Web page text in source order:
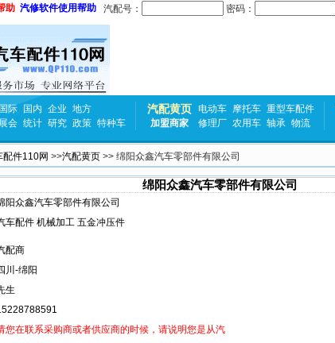
助 汽修软件使用帮助 汽配号： 密码：
际 国内 企业 地方
展会 统计 研究 政策 特种车
汽配黄页 电动车 摩托车 重型车配件
加盟商家
修理厂 农用车 轴承 物流
配件110网 >>汽配黄页 >> 绵阳众鑫汽车零部件有限公司
绵阳众鑫汽车零部件有限公司
阳众鑫汽车零部件有限公司
车配件 机械加工 五金冲压件
配商
川-绵阳
生
您在联系采购商或者供应商的时候，请说明您是从汽